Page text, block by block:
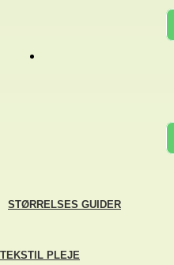
STØRRELSES GUIDER
TEKSTIL PLEJE